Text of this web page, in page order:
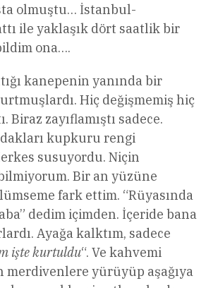
olmuştu… İstanbul-
ile yaklaşık dört saatlik bir
ona….
kanepenin yanında bir
Hiç değişmemiş hiç
Biraz zayıflamıştı sadece.
kupkuru rengi
susuyordu. Niçin
Bir an yüzüne
fark ettim. “Rüyasında
dedim içimden. İçeride bana
Ayağa kalktım, sadece
işte kurtuldu“. Ve kahvemi
merdivenlere yürüyüp aşağıya